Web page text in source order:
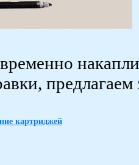
предлагаем
картриджей